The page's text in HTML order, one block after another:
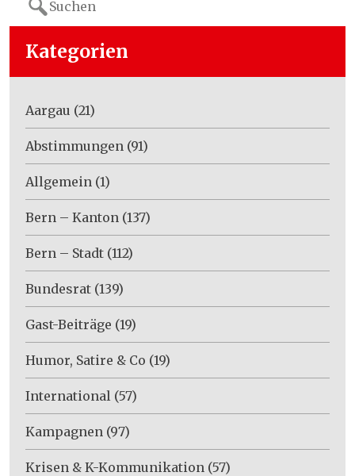
for:
Kategorien
Aargau (21)
Abstimmungen (91)
Allgemein (1)
Bern – Kanton (137)
Bern – Stadt (112)
Bundesrat (139)
Gast-Beiträge (19)
Humor, Satire & Co (19)
International (57)
Kampagnen (97)
Krisen & K-Kommunikation (57)